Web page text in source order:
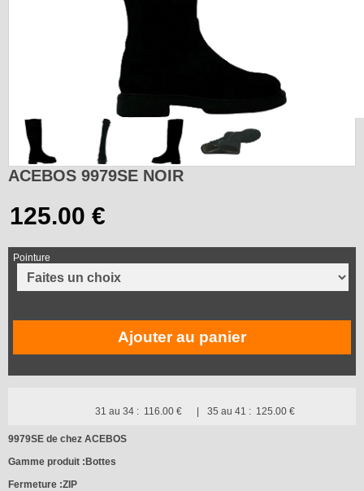
ACEBOS 9979SE NOIR
Pointure
Ajouter au panier
31 au 34 : 116.00 € 35 au 41 : 125.00 €
9979SE de chez ACEBOS
Gamme produit :Bottes
Fermeture :ZIP